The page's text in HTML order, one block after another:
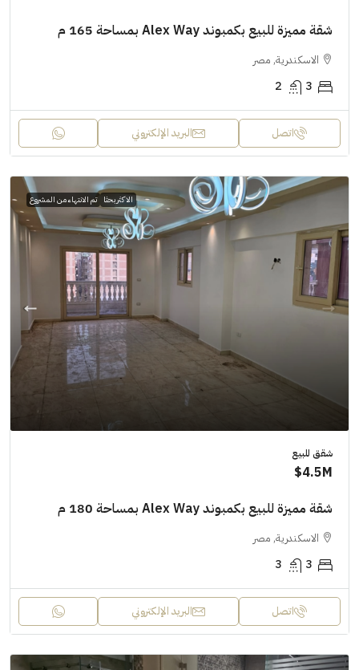
شقة مميزة للبيع بكمبوند Alex Way بمساحة 165 م
الاسكندرية, مصر
3
2
اتصل البريد الإلكتروني
الاكثر بحثا تم الانتهاء من المشروع
شقق للبيع
4.5M$
شقة مميزة للبيع بكمبوند Alex Way بمساحة 180 م
الاسكندرية, مصر
3
3
اتصل البريد الإلكتروني